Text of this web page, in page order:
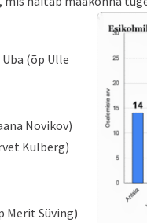
(õp Ülle
Novikov)
Kulberg)
Merit Süving)